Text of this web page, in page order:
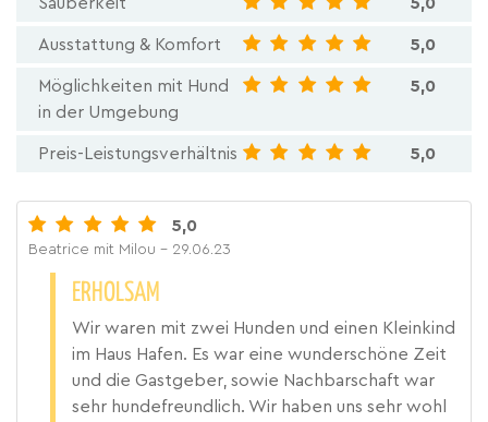
Ausstattung & Komfort 5,0
Möglichkeiten mit Hund
in der Umgebung
5,0
Preis-Leistungsverhältnis 5,0
5,0
Beatrice mit Milou - 29.06.23
ERHOLSAM
Wir waren mit zwei Hunden und einen Kleinkind
im Haus Hafen. Es war eine wunderschöne Zeit
und die Gastgeber, sowie Nachbarschaft war
sehr hundefreundlich. Wir haben uns sehr wohl